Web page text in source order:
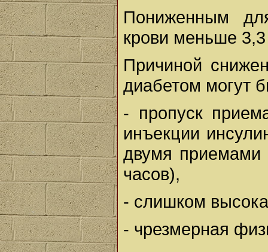
Пониженным
крови меньше
Причиной
диабетом могут
- пропуск
инъекции
двумя приемами
часов),
- слишком
- чрезмерная